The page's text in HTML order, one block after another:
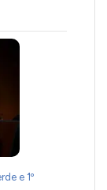
e 1º